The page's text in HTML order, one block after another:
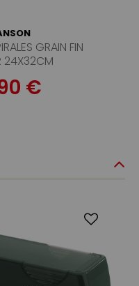
GRAIN FIN
24X32CM
€